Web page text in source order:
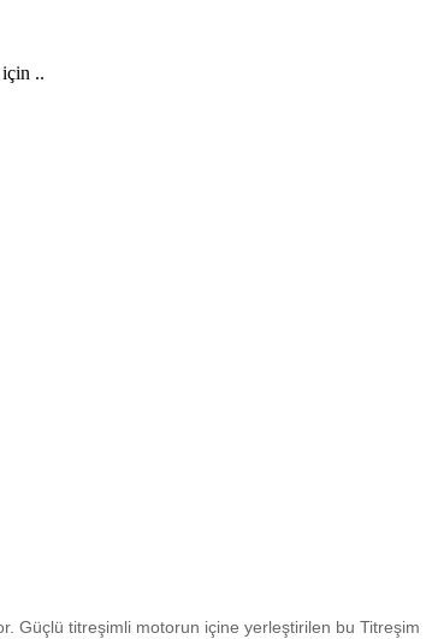
..
Güçlü titreşimli motorun içine yerleştirilen bu Titreşim